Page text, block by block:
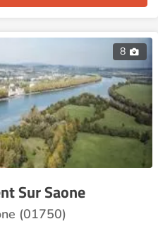
8
Sur Saone
(01750)